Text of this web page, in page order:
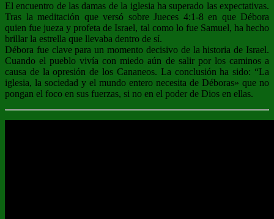
El encuentro de las damas de la iglesia ha superado las expectativas.
Tras la meditación que versó sobre Jueces 4:1-8 en que Débora
quien fue jueza y profeta de Israel, tal como lo fue Samuel, ha hecho
brillar la estrella que llevaba dentro de sí.
Débora fue clave para un momento decisivo de la historia de Israel.
Cuando el pueblo vivía con miedo aún de salir por los caminos a
causa de la opresión de los Cananeos. La conclusión ha sido: “La
iglesia, la sociedad y el mundo entero necesita de Déboras» que no
pongan el foco en sus fuerzas, si no en el poder de Dios en ellas.